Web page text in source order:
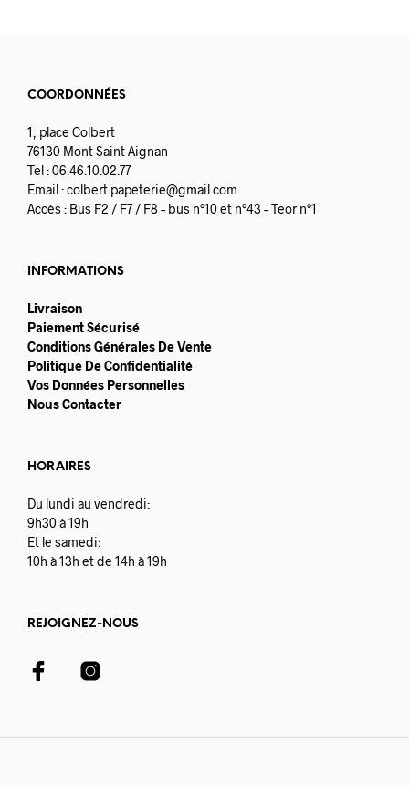
COORDONNÉES
1, place Colbert
76130 Mont Saint Aignan
Tel : 06.46.10.02.77
Email :colbert.papeterie@gmail.com
Accès : Bus F2 / F7 / F8 – bus n°10 et n°43 – Teor n°1
INFORMATIONS
Livraison
Paiement Sécurisé
Conditions Générales De Vente
Politique De Confidentialité
Vos Données Personnelles
Nous Contacter
HORAIRES
Du lundi au vendredi:
9h30 à 19h
Et le samedi:
10h à 13h et de 14h à 19h
REJOIGNEZ-NOUS